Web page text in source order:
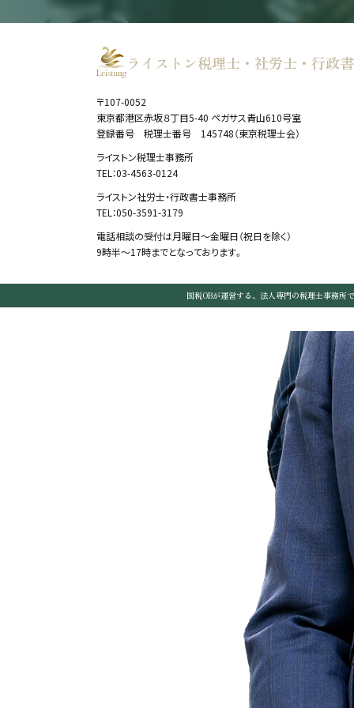
ライストン税理士・社労士・行政
〒107-0052
東京都港区赤坂８丁目5-40 ペガサス青山610号室
登録番号 税理士番号 145748（東京税理士会）
ライストン税理士事務所
TEL：03-4563-0124
ライストン社労士・行政書士事務所
TEL：050-3591-3179
電話相談の受付は月曜日～金曜日（祝日を除く）
9時半～17時までとなっております。
国税OBが運営する、法人専門の税理士事務所